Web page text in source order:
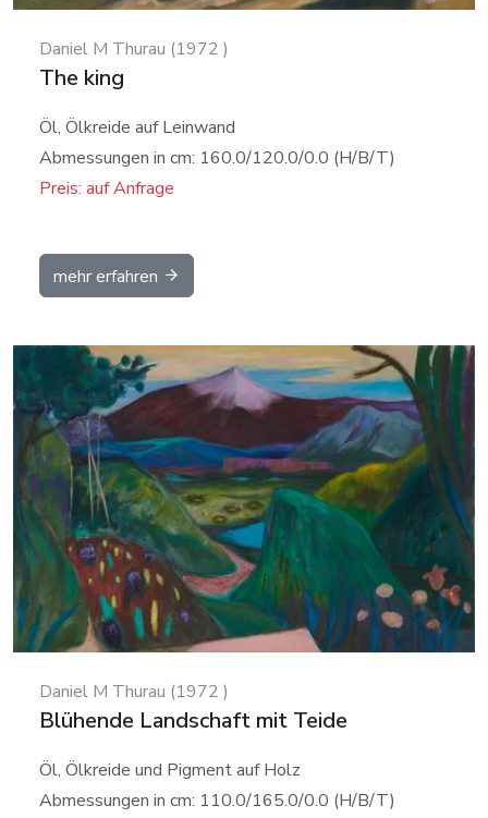
Daniel M Thurau (1972 )
The king
Öl, Ölkreide auf Leinwand
Abmessungen in cm: 160.0/120.0/0.0 (H/B/T)
Preis: auf Anfrage
mehr erfahren
Details
Daniel M Thurau (1972 )
Blühende Landschaft mit Teide
Öl, Ölkreide und Pigment auf Holz
Abmessungen in cm: 110.0/165.0/0.0 (H/B/T)